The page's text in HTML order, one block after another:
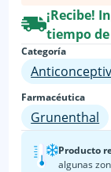
¡Recibe!
tiempo
Categoría
Farmacéutica
Grunenthal
Producto
algunas